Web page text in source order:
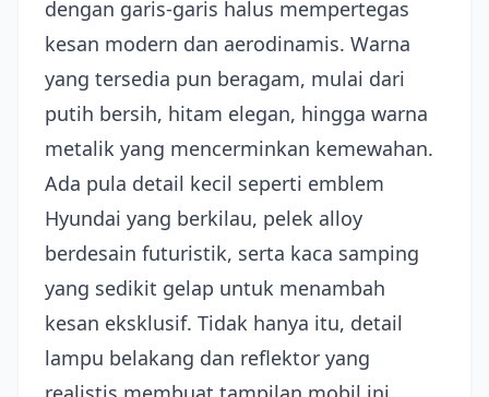
dengan garis-garis halus mempertegas
kesan modern dan aerodinamis. Warna
yang tersedia pun beragam, mulai dari
putih bersih, hitam elegan, hingga warna
metalik yang mencerminkan kemewahan.
Ada pula detail kecil seperti emblem
Hyundai yang berkilau, pelek alloy
berdesain futuristik, serta kaca samping
yang sedikit gelap untuk menambah
kesan eksklusif. Tidak hanya itu, detail
lampu belakang dan reflektor yang